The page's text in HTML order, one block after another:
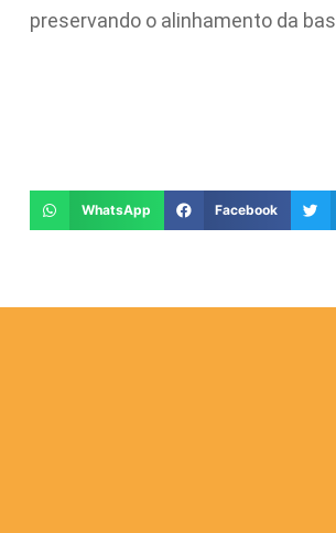
preservando o alinhamento da
WhatsApp Facebook